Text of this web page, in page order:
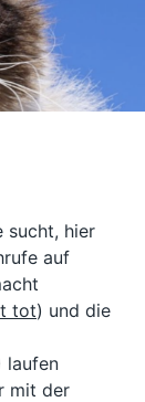
sucht, hier
auf
tot) und die
laufen
mit der